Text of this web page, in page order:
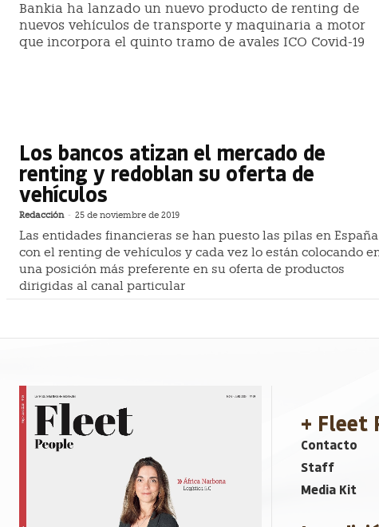
Bankia ha lanzado un nuevo producto de renting de
nuevos vehículos de transporte y maquinaria a motor
que incorpora el quinto tramo de avales ICO Covid-19
Los bancos atizan el mercado de
renting y redoblan su oferta de
vehículos
Redacción - 25 de noviembre de 2019
Las entidades financieras se han puesto las pilas en España
con el renting de vehículos y cada vez lo están colocando
una posición más preferente en su oferta de productos
dirigidas al canal particular
+ Fleet
Contacto
Staff
Media Kit